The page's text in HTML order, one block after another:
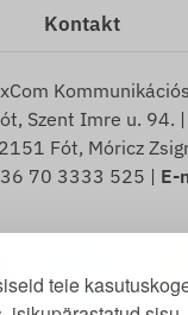
teie
Kontakt
Szent Imre u. 94. |
Fót, Móricz
70 3333 525 | E-